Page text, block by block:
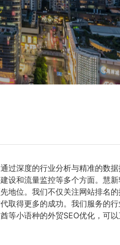
过深度的行业分析与精准的数
设和流量监控等多个方面。慧新
地位。我们不仅关注网站排名
取得更多的成功。我们服务的
小语种的外贸SEO优化，可以